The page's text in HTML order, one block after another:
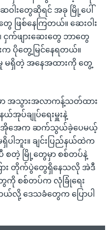
းတွေဆိုရင် အခု မြို့ပေါ်
ဖြစ်နေကြတယ်။ ဆေးဝါး
က်ဖျားဆေးတွေ ဘာတွေ
ပိုတွေ့မြင်နေရတယ်။
မရှိတဲ့ အနေအထားကို တွေ့
ာ အသွားအလာကန့်သတ်ထား
အုပ်ချုပ်ရေးမှူးနဲ့
အိုအေက ဆက်သွယ်ခဲ့ပေမယ့်
ပါဘူး။ ချင်းပြည်နယ်ထဲက
ပီ စတဲ့ မြို့တွေမှာ စစ်တပ်နဲ့
း တိုက်ပွဲတွေရှိနေသလို အဲဒီ
စစ်တပ်က လုံခြုံရေး
ယ်လို့ ဒေသခံတွေက ပြောပါ